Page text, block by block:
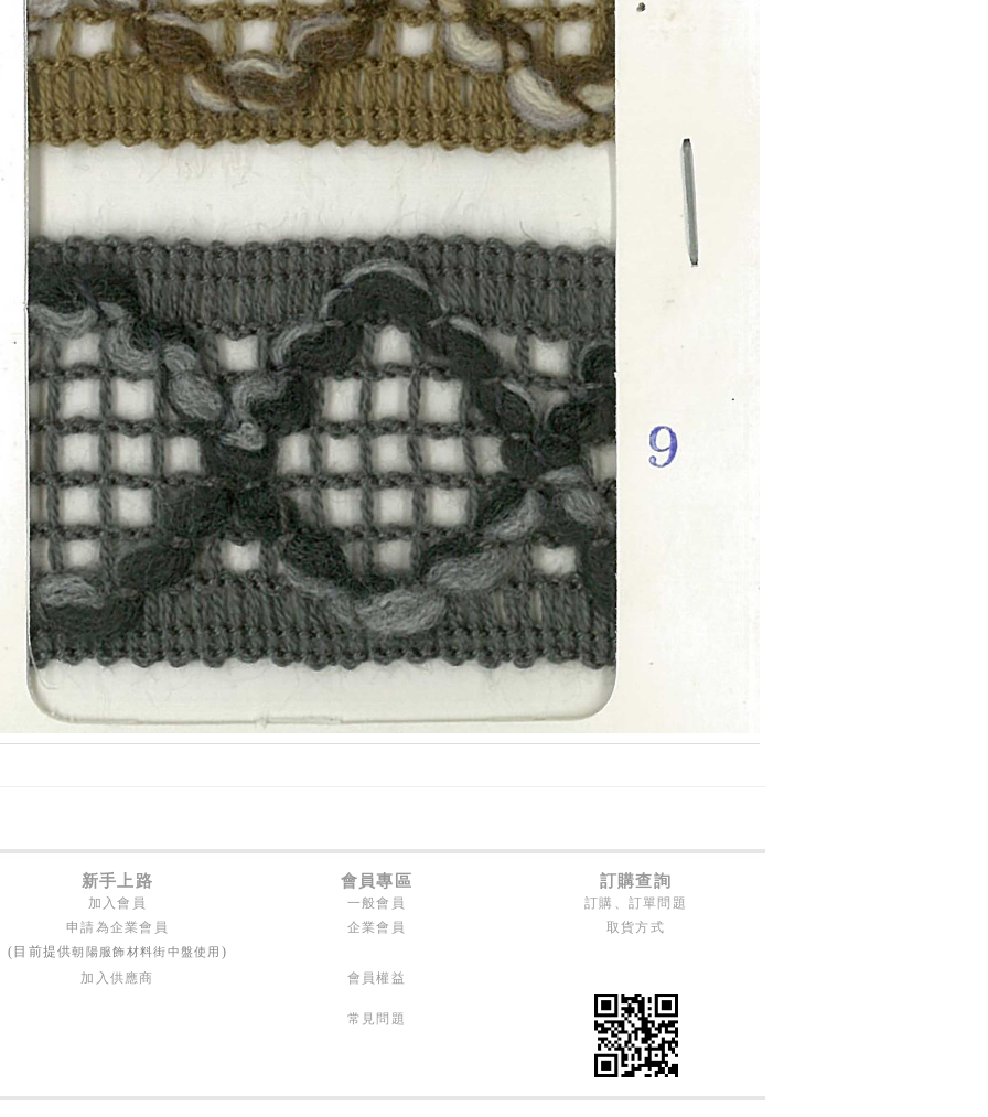
新手上路 會員專區 訂購查詢
加入會員 一般會員
訂購、訂單問題
申請為企業會員
(目前提供朝陽服飾材料街中盤使用 )
企業會員 取貨方式
加入供應商 會員權益
常見問題